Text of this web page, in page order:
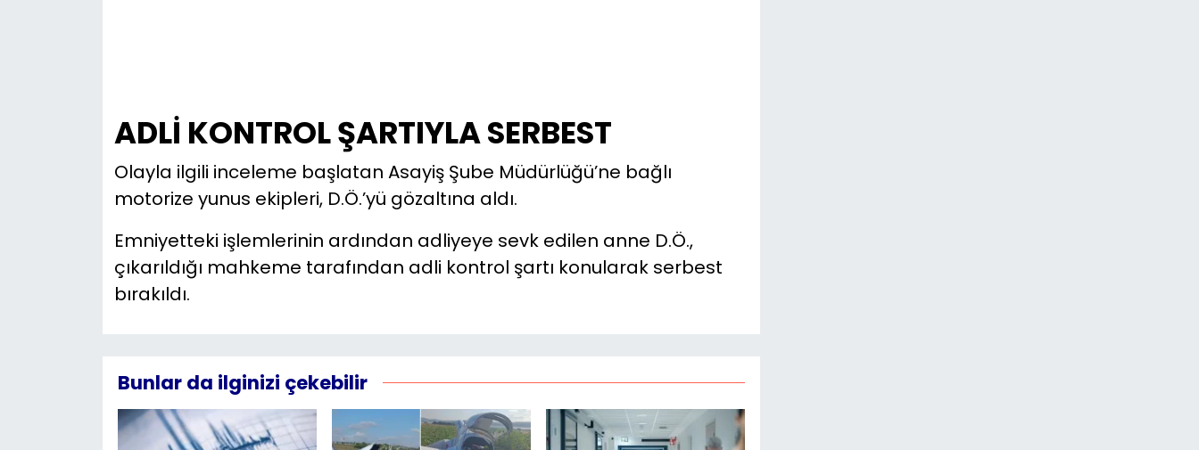
ADLİ KONTROL ŞARTIYLA SERBEST
Olayla ilgili inceleme başlatan Asayiş Şube Müdürlüğü’ne bağlı
motorize yunus ekipleri, D.Ö.’yü gözaltına aldı.
Emniyetteki işlemlerinin ardından adliyeye sevk edilen anne D.Ö.,
çıkarıldığı mahkeme tarafından adli kontrol şartı konularak serbest
bırakıldı.
Bunlar da ilginizi çekebilir